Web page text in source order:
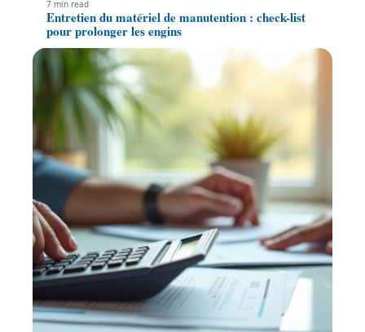
7 min read
Entretien du matériel de manutention : check-list
pour prolonger les engins